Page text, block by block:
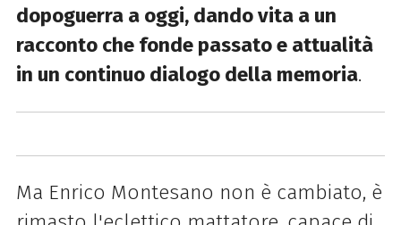
dopoguerra a oggi, dando vita a un
racconto che fonde passato e attualità
in un continuo dialogo della memoria.
Ma Enrico Montesano non è cambiato, è